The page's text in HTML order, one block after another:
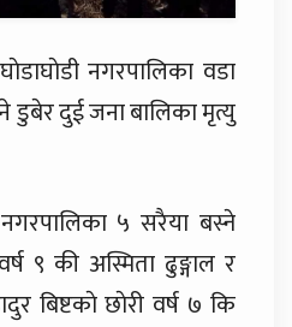
नगरपालिका वडा
डुबेर दुई जना बालिका मृत्यु
५ सरैया बस्ने
९ की अस्मिता ढुङ्गाल र
बिष्टकाे छाेरी वर्ष ७ कि